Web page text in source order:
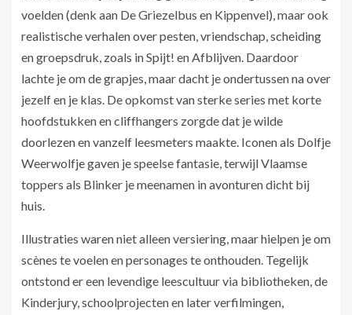
voelden (denk aan De Griezelbus en Kippenvel), maar ook
realistische verhalen over pesten, vriendschap, scheiding
en groepsdruk, zoals in Spijt! en Afblijven. Daardoor
lachte je om de grapjes, maar dacht je ondertussen na over
jezelf en je klas. De opkomst van sterke series met korte
hoofdstukken en cliffhangers zorgde dat je wilde
doorlezen en vanzelf leesmeters maakte. Iconen als Dolfje
Weerwolfje gaven je speelse fantasie, terwijl Vlaamse
toppers als Blinker je meenamen in avonturen dicht bij
huis.
Illustraties waren niet alleen versiering, maar hielpen je om
scènes te voelen en personages te onthouden. Tegelijk
ontstond er een levendige leescultuur via bibliotheken, de
Kinderjury, schoolprojecten en later verfilmingen,